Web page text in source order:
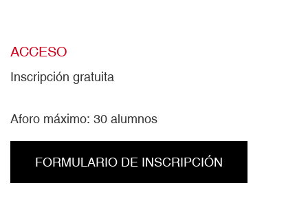
ACCESO
Inscripción gratuita
Aforo máximo: 30 alumnos
FORMULARIO DE INSCRIPCIÓN